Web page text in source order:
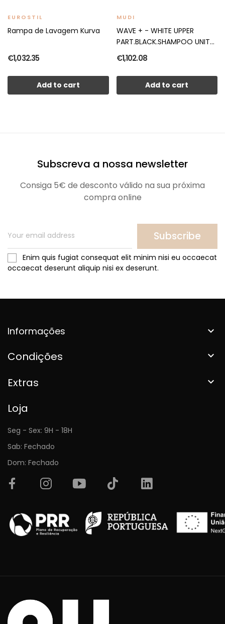
EUROSTIL
Rampa de Lavagem Kurva
€1,032.35
Add to cart
MUDI
WAVE + - WHITE UPPER
PART.BLACK.SHAMPOO UNIT...
€1,102.08
Add to cart
Subscreva a nossa newsletter
Consiga 5€ de desconto válido na sua próxima
compra online
Subscribe
Enim quis fugiat consequat elit minim nisi eu occaecat
occaecat deserunt aliquip nisi ex deserunt.
Informações 
Condições 
Extras 
Loja
Seg - Sex: 9H - 18H
Sab: Fechado
Dom: Fechado